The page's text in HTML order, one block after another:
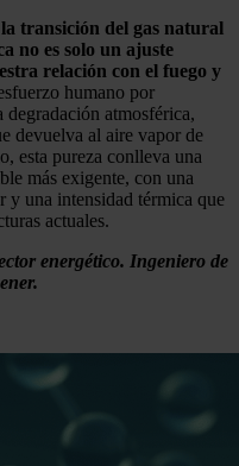
la transición del gas natural
no es solo un ajuste
relación con el fuego y
humano por
atmosférica,
devuelva al aire vapor de
esta pureza conlleva una
más exigente, con una
y una intensidad térmica que
actuales.
energético. Ingeniero de